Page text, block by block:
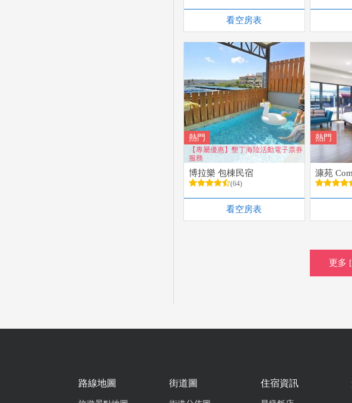
看空房表
熱門
【專屬優惠】墾丁海陸活動電子票券
服務
博拉樂 包棟民宿
(64)
看空房表
熱門
漮苑
更多
路線地圖 街道圖 住宿資訊